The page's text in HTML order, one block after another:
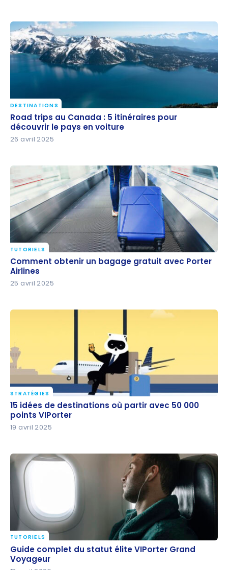
Road trips au Canada : 5 itinéraires pour découvrir
le pays en voiture
DESTINATIONS
Road trips au Canada : 5 itinéraires pour
découvrir le pays en voiture
26 avril 2025
Comment obtenir un bagage gratuit avec Porter
Airlines
TUTORIELS
Comment obtenir un bagage gratuit avec Porter
Airlines
25 avril 2025
15 idées de destinations où partir avec 50 000
points VIPorter
STRATÉGIES
15 idées de destinations où partir avec 50 000
points VIPorter
19 avril 2025
Guide complet du statut élite VIPorter Grand
Voyageur
TUTORIELS
Guide complet du statut élite VIPorter Grand
Voyageur